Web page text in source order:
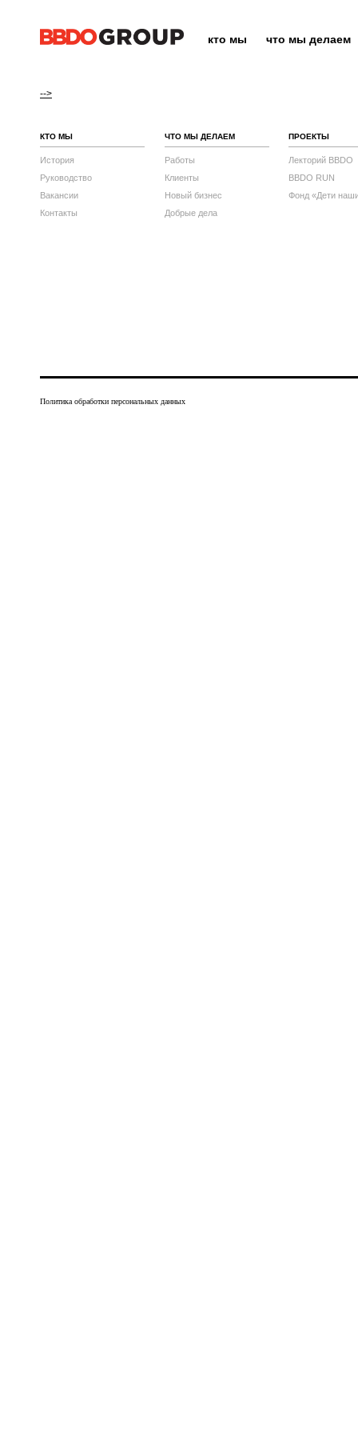
кто мы что мы делаем
-->
КТО МЫ
История
Руководство
Вакансии
Контакты
ЧТО МЫ ДЕЛАЕМ
Работы
Клиенты
Новый бизнес
Добрые дела
ПРОЕКТЫ
Лекторий BBDO
BBDO RUN
Фонд «Дети
Политика обработки персональных данных